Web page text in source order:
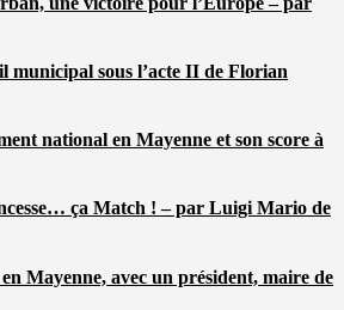
municipal sous l’acte II de Florian
national en Mayenne et son score à
ça Match ! – par Luigi Mario de
Mayenne, avec un président, maire de